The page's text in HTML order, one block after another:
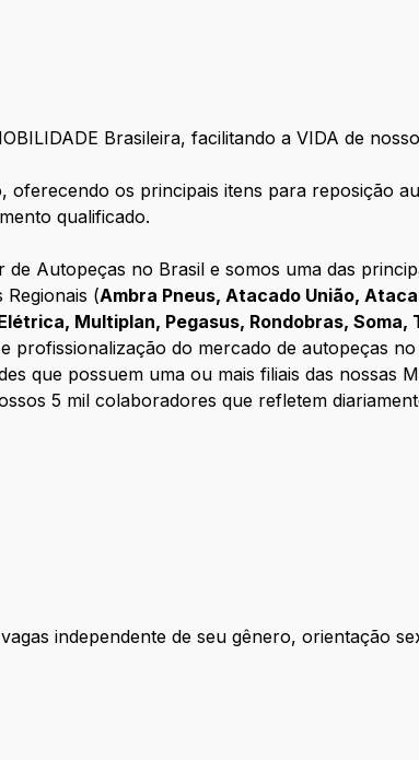
Brasileira, facilitando a VIDA de
os principais itens para reposição
qualificado.
Autopeças no Brasil e somos uma das
(Ambra Pneus, Atacado União,
Multiplan, Pegasus, Rondobras, Soma,
profissionalização do mercado de autopeças
que possuem uma ou mais filiais das nossas
5 mil colaboradores que refletem
independente de seu gênero, orientação